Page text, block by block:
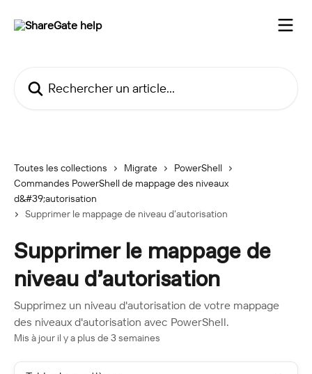
Toutes les collections Migrate
PowerShell
Commandes PowerShell de mappage des niveaux
d&#39;autorisation
Supprimer le mappage de niveau d’autorisation
Supprimer le mappage de
niveau d’autorisation
Supprimez un niveau d'autorisation de votre mappage
des niveaux d'autorisation avec PowerShell.
Mis à jour il y a plus de 3 semaines